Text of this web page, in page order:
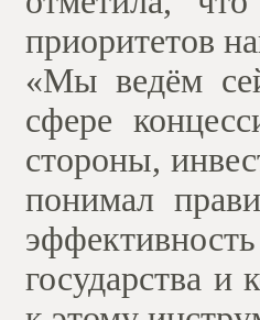
приоритетов
«Мы ведём
сфере
стороны,
понимал
государства и